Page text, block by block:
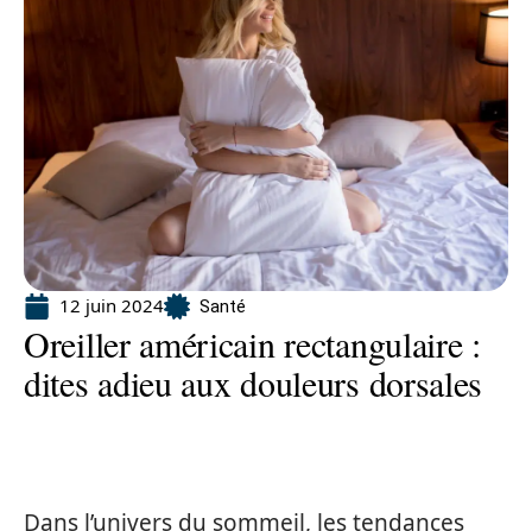
12 juin 2024 Santé
Oreiller américain rectangulaire :
dites adieu aux douleurs dorsales
Dans l’univers du sommeil, les tendances